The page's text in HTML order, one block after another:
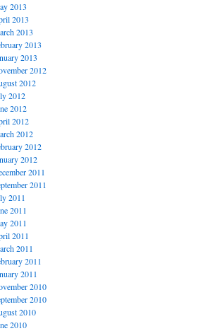
2013
2013
2013
2013
2013
2012
2012
2012
2012
2012
2012
2012
2012
2011
2011
2011
2011
2011
2011
2011
2011
2011
2010
2010
2010
2010